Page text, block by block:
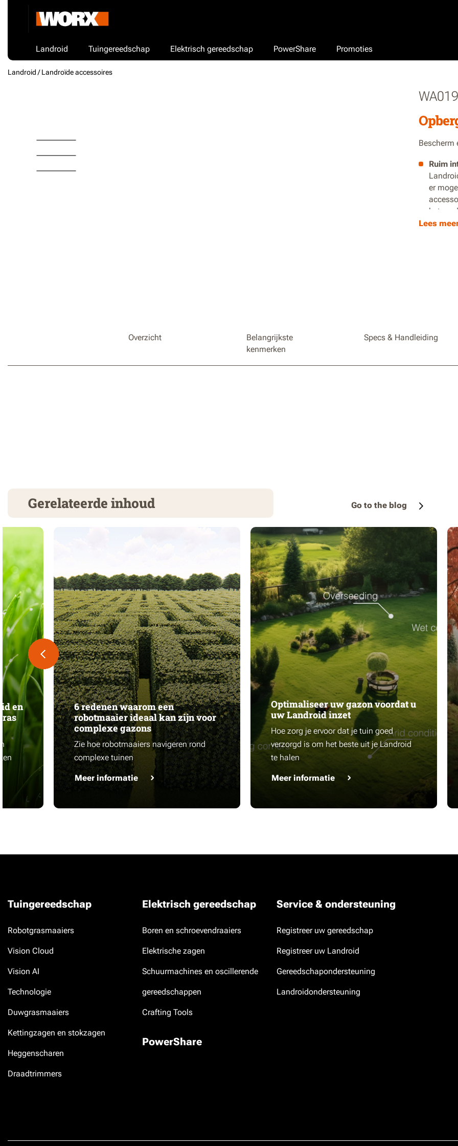
Landroid Tuingereedschap Elektrisch gereedschap PowerShare Promoties
Landroid /Landroïde accessoires
Bescherm
Ruim
er
het
helpt
Lees
Overzicht
Belangrijkste
kenmerken
Specs & Handleiding
Gerelateerde inhoud Go to the blog
en
6 redenen waarom een
robotmaaier ideaal kan zijn voor
complexe gazons
Zie hoe robotmaaiers navigeren rond
complexe tuinen
Meer informatie
Optimaliseer uw gazon voordat u
uw Landroid inzet
Hoe zorg je ervoor dat je tuin goed
verzorgd is om het beste uit je Landroid
te halen
Meer informatie
Tuingereedschap
Robotgrasmaaiers
Vision Cloud
Vision AI
Technologie
Duwgrasmaaiers
Kettingzagen en stokzagen
Heggenscharen
Draadtrimmers
Elektrisch gereedschap
Boren en schroevendraaiers
Elektrische zagen
Schuurmachines en oscillerende
gereedschappen
Crafting Tools
PowerShare
Service & ondersteuning
Registreer uw gereedschap
Registreer uw Landroid
Gereedschapondersteuning
Landroidondersteuning